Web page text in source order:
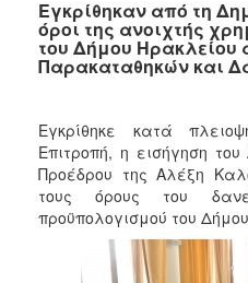
2022
2021
2020
2018
2017
2016
2015
2013
Εγκρίθηκαν από τη
όροι της ανοιχτής
του Δήμου Ηρακλείου
Παρακαταθηκών και
Εγκρίθηκε κατά
Επιτροπή, η εισήγηση
Προέδρου της Αλέξη
τους όρους του
προϋπολογισμού του